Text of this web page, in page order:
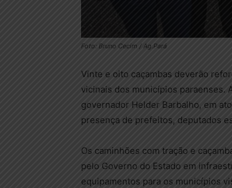
Foto: Bruno Cecim / Ag.Pará
Vinte e oito caçambas deverão
vicinais dos municípios paraenses.
governador Helder Barbalho, em
presença de prefeitos, deputados
Os caminhões com tração e
pelo Governo do Estado em
equipamentos para os municípios